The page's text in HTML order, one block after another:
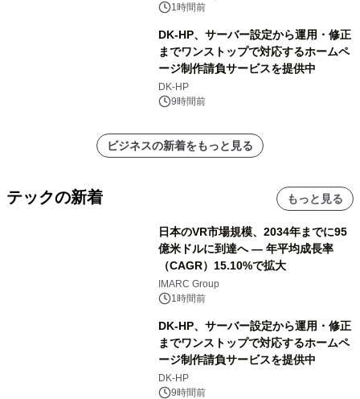
1時間前
DK-HP、サーバー設定から運用・修正
までワンストップで対応するホームペ
ージ制作請負サービスを提供中
DK-HP
9時間前
ビジネスの新着をもっと見る
テックの新着 もっと見る
日本のVR市場規模、2034年までに95
億米ドルに到達へ ― 年平均成長率
（CAGR）15.10%で拡大
IMARC Group
1時間前
DK-HP、サーバー設定から運用・修正
までワンストップで対応するホームペ
ージ制作請負サービスを提供中
DK-HP
9時間前